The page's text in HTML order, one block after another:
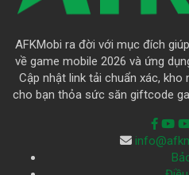
AFKMobi ra đời với mục đích
về game mobile 2026 và ứng
Cập nhật link tải chuẩn xác,
cho bạn thỏa sức săn giftcode